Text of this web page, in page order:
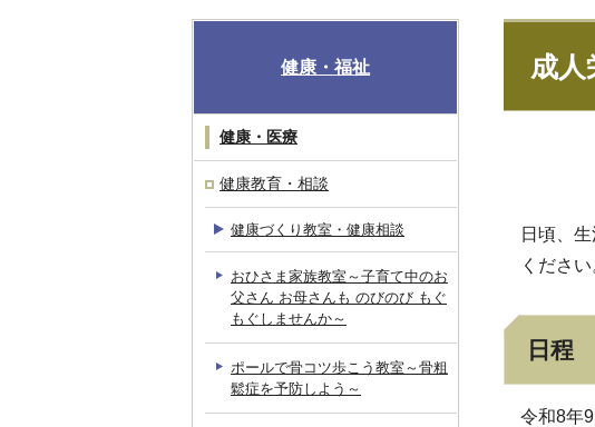
成人
日頃、
くださ
日程
令和8年
健康・福祉
健康・医療
健康教育・相談
健康づくり教室・健康相談
おひさま家族教室～子育て中のお
父さん お母さんも のびのび もぐ
もぐしませんか～
ポールで骨コツ歩こう教室～骨粗
鬆症を予防しよう～